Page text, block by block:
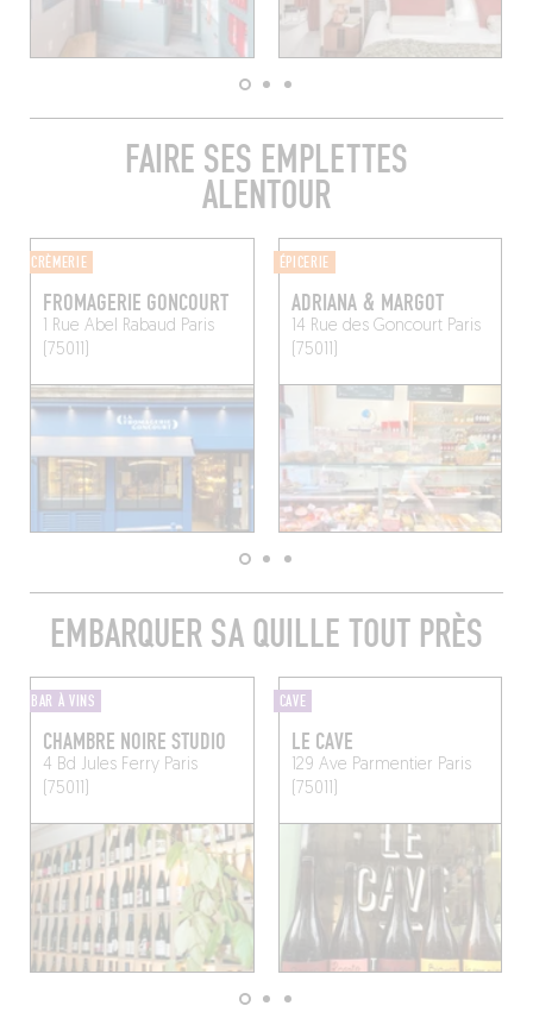
FAIRE SES EMPLETTES
ALENTOUR
CRÈMERIE
FROMAGERIE GONCOURT
1 Rue Abel Rabaud Paris
(75011)
ÉPICERIE
ADRIANA & MARGOT
14 Rue des GoncourtParis
(75011)
EMBARQUER SA QUILLE TOUT PRÈS
BAR À VINS
CHAMBRE NOIRE STUDIO
4 Bd Jules FerryParis
(75011)
CAVE
LE CAVE
129 Ave Parmentier Paris
(75011)